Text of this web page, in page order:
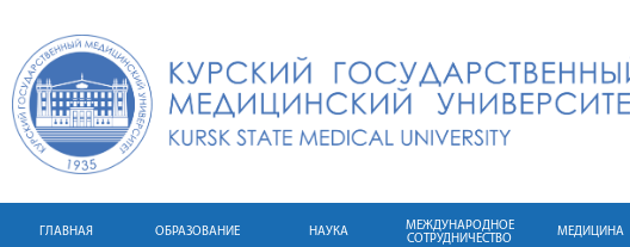
ГЛАВНАЯ ОБРАЗОВАНИЕ НАУКА
МЕЖДУНАРОДНОЕ
СОТРУДНИЧЕСТВО
МЕДИЦИНА